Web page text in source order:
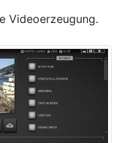
Videoerzeugung.